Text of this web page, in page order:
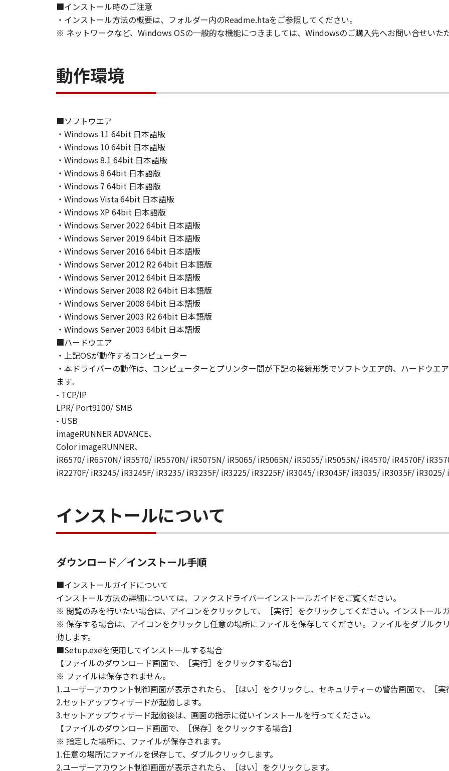
(4) お客様は、上記(3)によって本契約書が終了した場合、速やかに、「本ソフトウェア」およびそ
るものとします。
(5) 上記にかかわらず、本契約書第2条、第4条から第7条まで、第8条第4項および第10条の規定は、
“米国政府エンドユーザー”とは、米国政府の機関また団体を意味します。もしお客様が米国政府エ
が適用されます：The SOFTWARE is a "commercial item," as that term is defined at 48 C.F.R.
"commercial computer software" and "commercial computer software documentation," as
Users shall acquire the SOFTWARE with only those rights set forth herein. The manufacturer is
chome, Ohta-ku, Tokyo 146-8501, Japan.
本条項中で使用される"the SOFTWARE"とは、本契約書中で定義される「本ソフトウェア」を意味
10．分離可能性
本契約書のいずれかの条項またはその一部が法律により無効であると決定された場合でも、その他
します。
以 上
キヤノン株式会社
No.022914
■インストール時のご注意
・インストール方法の概要は、フォルダー内のReadme.htaをご参照してください。
※ ネットワークなど、Windows OSの一般的な機能につきましては、Windowsのご購入先へお問い合せいた
動作環境
■ソフトウエア
・Windows 11 64bit 日本語版
・Windows 10 64bit 日本語版
・Windows 8.1 64bit 日本語版
・Windows 8 64bit 日本語版
・Windows 7 64bit 日本語版
・Windows Vista 64bit 日本語版
・Windows XP 64bit 日本語版
・Windows Server 2022 64bit 日本語版
・Windows Server 2019 64bit 日本語版
・Windows Server 2016 64bit 日本語版
・Windows Server 2012 R2 64bit 日本語版
・Windows Server 2012 64bit 日本語版
・Windows Server 2008 R2 64bit 日本語版
・Windows Server 2008 64bit 日本語版
・Windows Server 2003 R2 64bit 日本語版
・Windows Server 2003 64bit 日本語版
■ハードウエア
・上記OSが動作するコンピューター
・本ドライバーの動作は、コンピューターとプリンター間が下記の接続形態でソフトウエア的、ハードウエ
ます。
- TCP/IP
LPR/ Port9100/ SMB
- USB
imageRUNNER ADVANCE、
Color imageRUNNER、
iR6570/ iR6570N/ iR5570/ iR5570N/ iR5075N/ iR5065/ iR5065N/ iR5055/ iR5055N/ iR4570/ iR4570F/
iR2270F/ iR3245/ iR3245F/ iR3235/ iR3235F/ iR3225/ iR3225F/ iR3045/ iR3045F/ iR3035/ iR3035F/ iR3025/
インストールについて
ダウンロード／インストール手順
■インストールガイドについて
インストール方法の詳細については、ファクスドライバーインストールガイドをご覧ください。
※ 閲覧のみを行いたい場合は、アイコンをクリックして、［実行］をクリックしてください。インストール
※ 保存する場合は、アイコンをクリックし任意の場所にファイルを保存してください。ファイルをダブルク
動します。
■Setup.exeを使用してインストールする場合
【ファイルのダウンロード画面で、［実行］をクリックする場合】
※ ファイルは保存されません。
1.ユーザーアカウント制御画面が表示されたら、［はい］をクリックし、セキュリティーの警告画面で、［実
2.セットアップウィザードが起動します。
3.セットアップウィザード起動後は、画面の指示に従いインストールを行ってください。
【ファイルのダウンロード画面で、［保存］をクリックする場合】
※ 指定した場所に、ファイルが保存されます。
1.任意の場所にファイルを保存して、ダブルクリックします。
2.ユーザーアカウント制御画面が表示されたら、［はい］をクリックします。